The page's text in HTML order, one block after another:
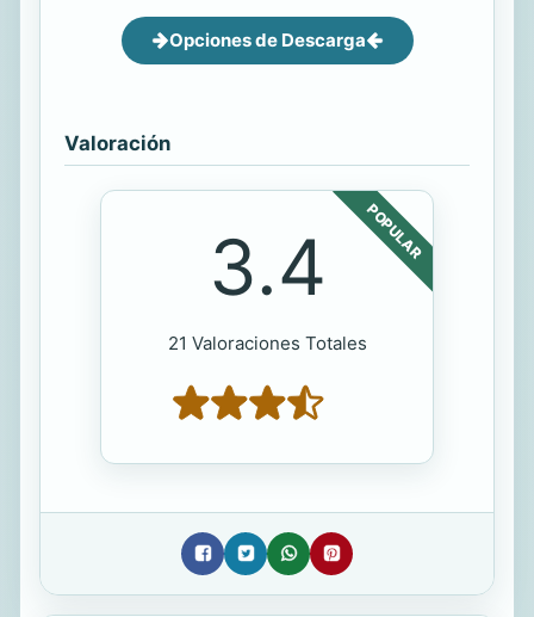
Opciones de Descarga
Valoración
POPULAR
3.4
21 Valoraciones Totales